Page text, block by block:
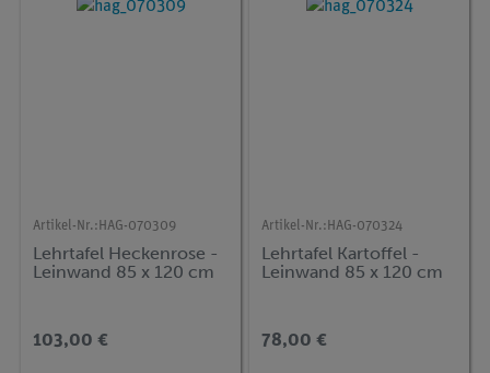
Artikel-Nr.: HAG-070309
Lehrtafel Heckenrose -
Leinwand 85 x 120 cm
103,00 €
Artikel-Nr.: HAG-070324
Lehrtafel Kartoffel -
Leinwand 85 x 120 cm
78,00 €